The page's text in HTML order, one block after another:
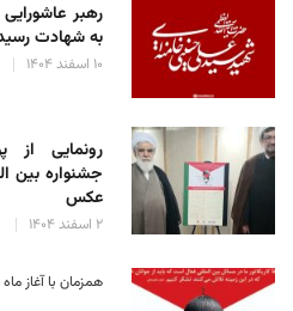
رهبر
به شهادت
۱۰ اسفند ۱۴۰۴
رونمایی از
جشنواره بین
عکس
۲ اسفند ۱۴۰۴
همزمان با آغاز